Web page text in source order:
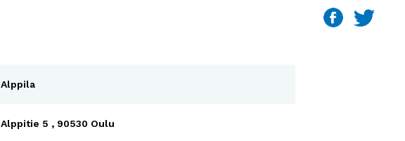
Alppila
Alppitie 5 , 90530 Oulu